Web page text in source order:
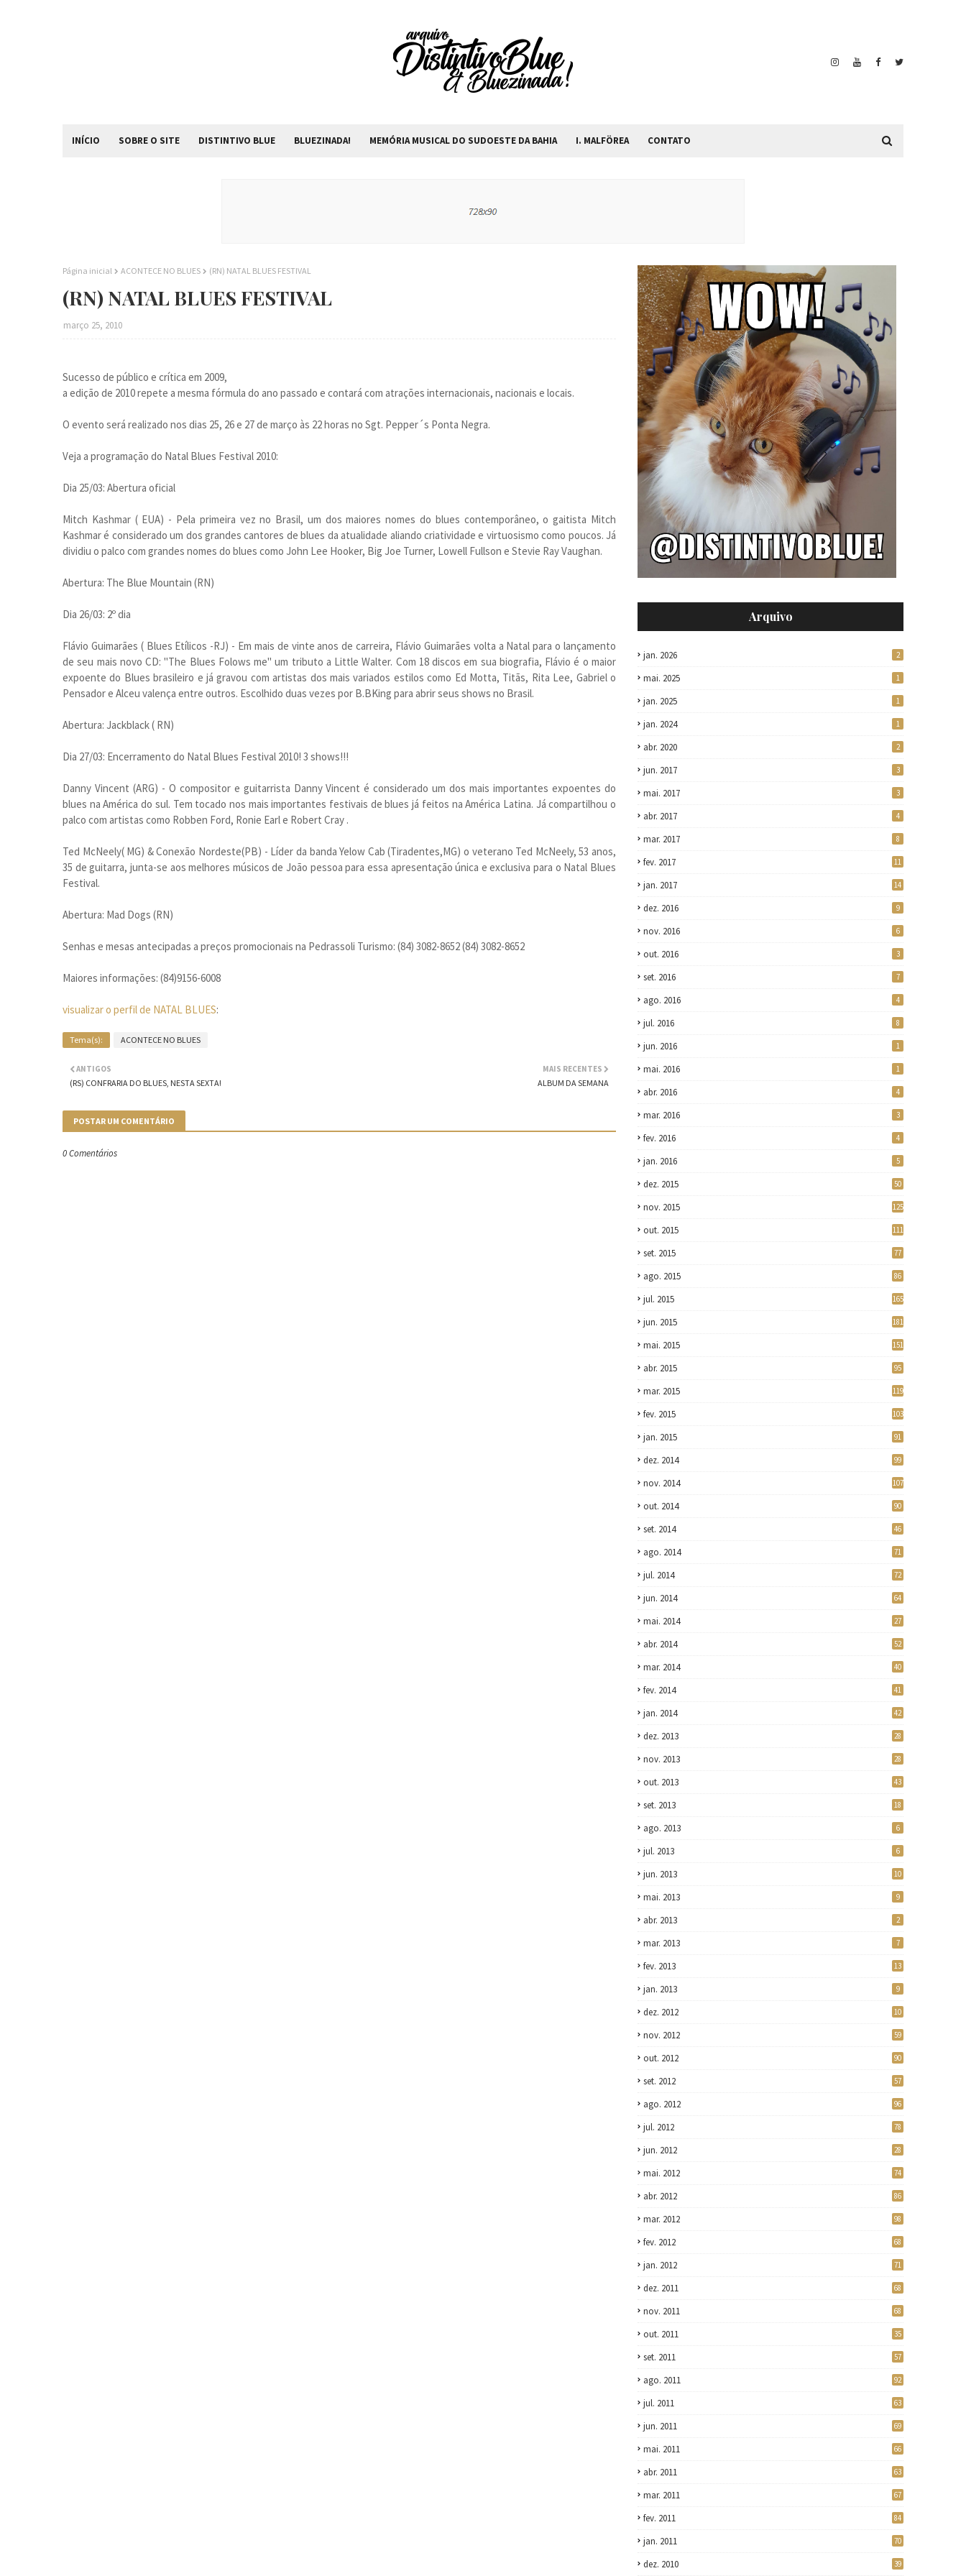
INÍCIO SOBRE O SITE DISTINTIVO BLUE BLUEZINADA! MEMÓRIA MUSICAL DO SUDOESTE DA BAHIA I. MALFÖREA CONTATO
Página inicial ACONTECE NO BLUES (RN) NATAL BLUES FESTIVAL
(RN) NATAL BLUES FESTIVAL
março 25, 2010
Sucesso de público e crítica em 2009,
a edição de 2010 repete a mesma fórmula do ano passado e contará com atrações internacionais, nacionais e locais.
O evento será realizado nos dias 25, 26 e 27 de março às 22 horas no Sgt. Pepper´s Ponta Negra.
Veja a programação do Natal Blues Festival 2010:
Dia 25/03: Abertura oficial
Mitch Kashmar ( EUA) - Pela primeira vez no Brasil, um dos maiores nomes do blues contemporâneo, o gaitista Mitch
Kashmar é considerado um dos grandes cantores de blues da atualidade aliando criatividade e virtuosismo como poucos. Já
dividiu o palco com grandes nomes do blues como John Lee Hooker, Big Joe Turner, Lowell Fullson e Stevie Ray Vaughan.
Abertura: The Blue Mountain (RN)
Dia 26/03: 2º dia
Flávio Guimarães ( Blues Etílicos -RJ) - Em mais de vinte anos de carreira, Flávio Guimarães volta a Natal para o lançamento
de seu mais novo CD: "The Blues Folows me" um tributo a Little Walter. Com 18 discos em sua biografia, Flávio é o maior
expoente do Blues brasileiro e já gravou com artistas dos mais variados estilos como Ed Motta, Titãs, Rita Lee, Gabriel o
Pensador e Alceu valença entre outros. Escolhido duas vezes por B.BKing para abrir seus shows no Brasil.
Abertura: Jackblack ( RN)
Dia 27/03: Encerramento do Natal Blues Festival 2010! 3 shows!!!
Danny Vincent (ARG) - O compositor e guitarrista Danny Vincent é considerado um dos mais importantes expoentes do
blues na América do sul. Tem tocado nos mais importantes festivais de blues já feitos na América Latina. Já compartilhou o
palco com artistas como Robben Ford, Ronie Earl e Robert Cray .
Ted McNeely( MG) & Conexão Nordeste(PB) - Líder da banda Yelow Cab (Tiradentes,MG) o veterano Ted McNeely, 53 anos,
35 de guitarra, junta-se aos melhores músicos de João pessoa para essa apresentação única e exclusiva para o Natal Blues
Festival.
Abertura: Mad Dogs (RN)
Senhas e mesas antecipadas a preços promocionais na Pedrassoli Turismo: (84) 3082-8652 (84) 3082-8652
Maiores informações: (84)9156-6008
visualizar o perfil de NATAL BLUES:
Tema(s): ACONTECE NO BLUES
MAIS RECENTES
ALBUM DA SEMANA
ANTIGOS
(RS) CONFRARIA DO BLUES, NESTA SEXTA!
POSTAR UM COMENTÁRIO
0 Comentários
Arquivo
jan. 2026 2
mai. 2025 1
jan. 2025 1
jan. 2024 1
abr. 2020 2
jun. 2017 3
mai. 2017 3
abr. 2017 4
mar. 2017 8
fev. 2017 11
jan. 2017 14
dez. 2016 9
nov. 2016 6
out. 2016 3
set. 2016 7
ago. 2016 4
jul. 2016 8
jun. 2016 1
mai. 2016 1
abr. 2016 4
mar. 2016 3
fev. 2016 4
jan. 2016 5
dez. 2015 50
nov. 2015 125
out. 2015 111
set. 2015 77
ago. 2015 86
jul. 2015 165
jun. 2015 181
mai. 2015 151
abr. 2015 95
mar. 2015 119
fev. 2015 103
jan. 2015 91
dez. 2014 99
nov. 2014 107
out. 2014 90
set. 2014 46
ago. 2014 71
jul. 2014 72
jun. 2014 64
mai. 2014 27
abr. 2014 52
mar. 2014 40
fev. 2014 41
jan. 2014 42
dez. 2013 28
nov. 2013 28
out. 2013 43
set. 2013 18
ago. 2013 6
jul. 2013 6
jun. 2013 10
mai. 2013 9
abr. 2013 2
mar. 2013 7
fev. 2013 13
jan. 2013 9
dez. 2012 10
nov. 2012 59
out. 2012 90
set. 2012 57
ago. 2012 96
jul. 2012 78
jun. 2012 28
mai. 2012 74
abr. 2012 86
mar. 2012 98
fev. 2012 68
jan. 2012 71
dez. 2011 68
nov. 2011 68
out. 2011 35
set. 2011 57
ago. 2011 92
jul. 2011 63
jun. 2011 69
mai. 2011 66
abr. 2011 63
mar. 2011 67
fev. 2011 84
jan. 2011 70
dez. 2010 39